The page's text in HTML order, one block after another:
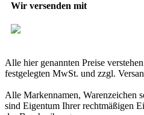
Wir versenden mit
Alle hier genannten Preise
festgelegten MwSt. und zzgl.
Alle Markennamen, Warenzeichen
sind Eigentum Ihrer rechtmäßigen